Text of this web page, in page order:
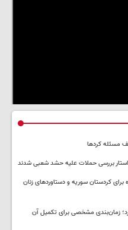
مسئله کردها
بررسی حملات علیه حشد شعبی شدند
کردستان سوریه و دستاوردهای زنان
زمان‌بندی مشخصی برای تکمیل آن